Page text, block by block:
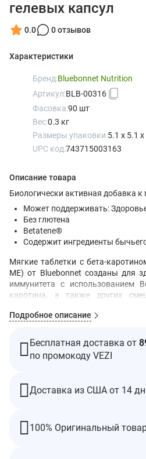
гелевых капсул
0.0 0 отзывов
Характеристики
Бренд:Bluebonnet Nutrition
Артикул:BLB-00316
Фасовка:90 шт
Вес:0.3 кг
Размеры упаковки:5.1 x 5.1
UPC код:743715003163
Описание товара
Биологически активная добавка к
Может поддерживать:
Без глютена
Betatene®
Содержит ингредиенты
Мягкие таблетки с бета-
МЕ) от Bluebonnet созданы для
иммунитета с использованием
каротина, а также других
озерах Уайалла, Австралия.
В качестве пищевой добавки
капсуле в день, желательно
Ингредиенты
Содержит сою.
Подробное описание
Бесплатная доставка от
по промокоду VEZI
Доставка из США от 14
100% Оригинальный